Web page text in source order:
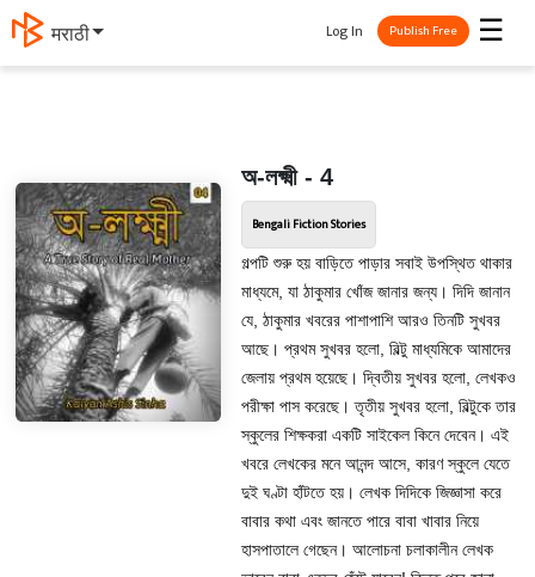
मराठी ☰
Log In Publish Free
অ-লক্ষ্মী - 4
Bengali Fiction Stories
গল্পটি শুরু হয় বাড়িতে পাড়ার সবাই উপস্থিত থাকার
মাধ্যমে, যা ঠাকুমার খোঁজ জানার জন্য। দিদি জানান
যে, ঠাকুমার খবরের পাশাপাশি আরও তিনটি সুখবর
আছে। প্রথম সুখবর হলো, বিল্টু মাধ্যমিকে আমাদের
জেলায় প্রথম হয়েছে। দ্বিতীয় সুখবর হলো, লেখকও
পরীক্ষা পাস করেছে। তৃতীয় সুখবর হলো, বিল্টুকে তার
স্কুলের শিক্ষকরা একটি সাইকেল কিনে দেবেন। এই
খবরে লেখকের মনে আনন্দ আসে, কারণ স্কুলে যেতে
দুই ঘণ্টা হাঁটতে হয়। লেখক দিদিকে জিজ্ঞাসা করে
বাবার কথা এবং জানতে পারে বাবা খাবার নিয়ে
হাসপাতালে গেছেন। আলোচনা চলাকালীন লেখক